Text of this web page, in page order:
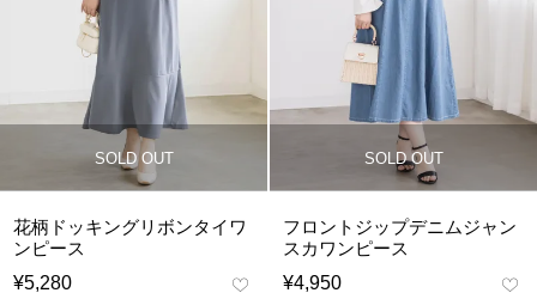
SOLD OUT
花柄ドッキングリボンタイワ
ンピース
¥5,280
SOLD OUT
フロントジップデニムジャン
スカワンピース
¥4,950